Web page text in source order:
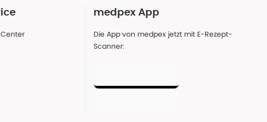
medpex App
Die App von medpex jetzt mit E-Rezept-
Scanner: